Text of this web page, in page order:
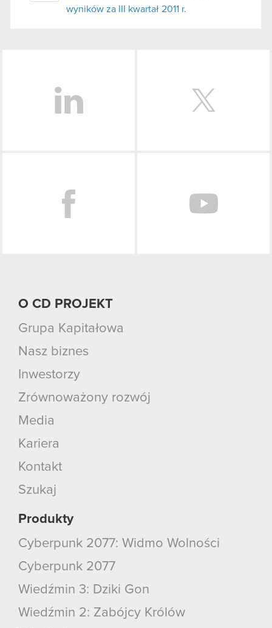
wyników za III kwartał 2011 r.
O CD PROJEKT
Grupa Kapitałowa
Nasz biznes
Inwestorzy
Zrównoważony rozwój
Media
Kariera
Kontakt
Szukaj
Produkty
Cyberpunk 2077: Widmo Wolności
Cyberpunk 2077
Wiedźmin 3: Dziki Gon
Wiedźmin 2: Zabójcy Królów